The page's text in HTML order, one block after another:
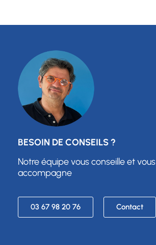
BESOIN DE CONSEILS ?
Notre équipe vous conseille et vous
accompagne
03 67 98 20 76 Contact